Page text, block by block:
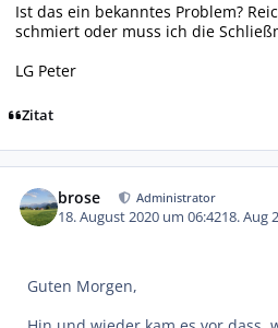
Ist das ein bekanntes Problem?
schmiert oder muss ich die
LG Peter
Zitat
brose Administrator
18. August 2020 um 06:4218. Aug
Guten Morgen,